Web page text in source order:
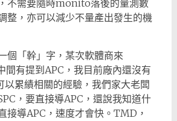
不需要隨時monito落後的量測數
整，亦可以減少不量產出發生的機
個「幹」字，某次軟體商來
有提到APC，我目前廠內還沒有
以累績相關的經驗，我們家大老闆
，要直接導APC，還說我知道什
接導APC，速度才會快。TMD，